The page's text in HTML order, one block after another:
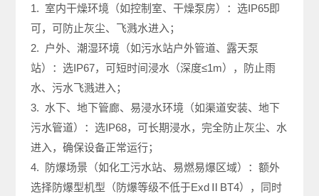
1. 室内干燥环境（如控制室、干燥泵房）：选IP65即
可，可防止灰尘、飞溅水进入；
2. 户外、潮湿环境（如污水站户外管道、露天泵
站）：选IP67，可短时间浸水（深度≤1m），防止雨
水、污水飞溅进入；
3. 水下、地下管廊、易浸水环境（如渠道安装、地下
污水管道）：选IP68，可长期浸水，完全防止灰尘、水
进入，确保设备正常运行；
4. 防爆场景（如化工污水站、易燃易爆区域）：额外
选择防爆型机型（防爆等级不低于ExdⅡBT4），同时